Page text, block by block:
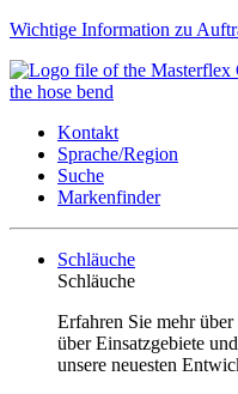
Wichtige Information zu
Kontakt
Sprache/Region
Suche
Markenfinder
Schläuche
Schläuche
Erfahren Sie mehr
über Einsatzgebiete
unsere neuesten